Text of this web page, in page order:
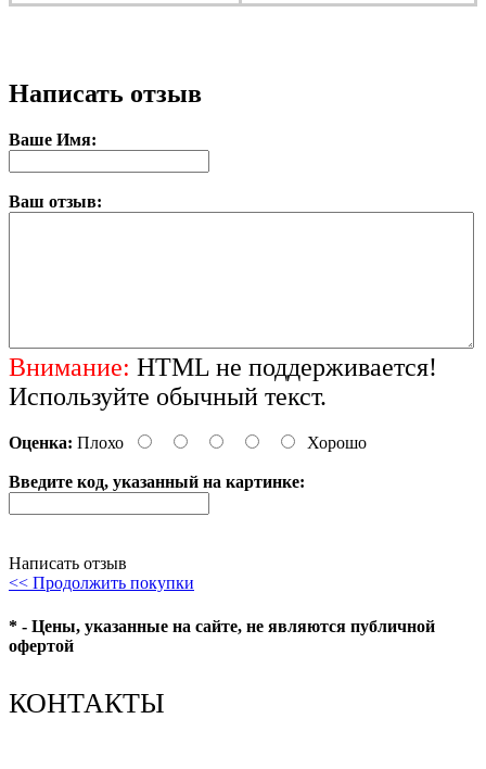
Написать отзыв
Ваше Имя:
Ваш отзыв:
Внимание: HTML не поддерживается!
Используйте обычный текст.
Оценка: Плохо Хорошо
Введите код, указанный на картинке:
Написать отзыв
<< Продолжить покупки
* - Цены, указанные на сайте, не являются публичной
офертой
КОНТАКТЫ